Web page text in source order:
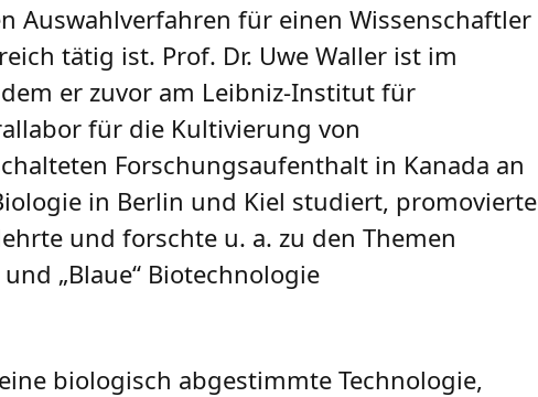
Auswahlverfahren für einen Wissenschaftler
tätig ist. Prof. Dr. Uwe Waller ist im
er zuvor am Leibniz-Institut für
für die Kultivierung von
Forschungsaufenthalt in Kanada an
in Berlin und Kiel studiert, promovierte
und forschte u. a. zu den Themen
„Blaue“ Biotechnologie
biologisch abgestimmte Technologie,